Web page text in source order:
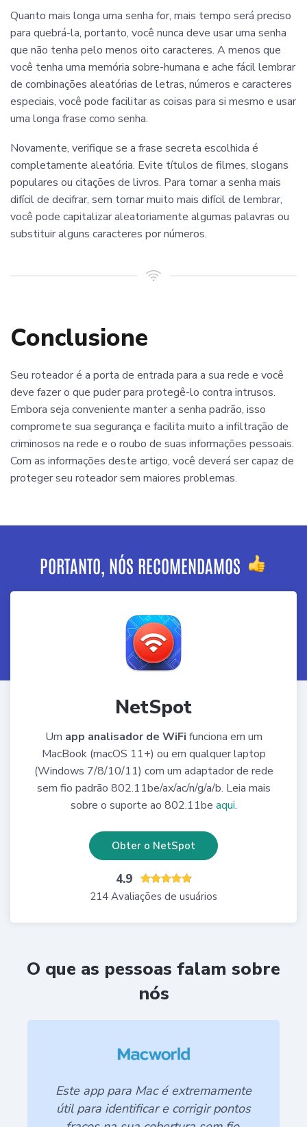
Quanto mais longa uma senha for, mais tempo será preciso
para quebrá-la, portanto, você nunca deve usar uma senha
que não tenha pelo menos oito caracteres. A menos que
você tenha uma memória sobre-humana e ache fácil lembrar
de combinações aleatórias de letras, números e caracteres
especiais, você pode facilitar as coisas para si mesmo e usar
uma longa frase como senha.
Novamente, verifique se a frase secreta escolhida é
completamente aleatória. Evite títulos de filmes, slogans
populares ou citações de livros. Para tornar a senha mais
difícil de decifrar, sem tornar muito mais difícil de lembrar,
você pode capitalizar aleatoriamente algumas palavras ou
substituir alguns caracteres por números.
Conclusione
Seu roteador é a porta de entrada para a sua rede e você
deve fazer o que puder para protegê-lo contra intrusos.
Embora seja conveniente manter a senha padrão, isso
compromete sua segurança e facilita muito a infiltração de
criminosos na rede e o roubo de suas informações pessoais.
Com as informações deste artigo, você deverá ser capaz de
proteger seu roteador sem maiores problemas.
PORTANTO, NÓS RECOMENDAMOS
NetSpot
Um app analisador de WiFi funciona em um
MacBook (macOS 11+) ou em qualquer laptop
(Windows 7/8/10/11) com um adaptador de rede
sem fio padrão 802.11be/ax/ac/n/g/a/b. Leia mais
sobre o suporte ao 802.11be aqui.
Obter o NetSpot
4.9
214 Avaliações de usuários
O que as pessoas falam sobre
nós
Este app para Mac é extremamente
útil para identificar e corrigir pontos